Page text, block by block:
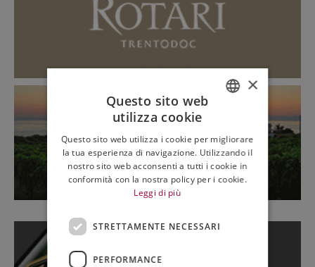
ENGLISH
×
Questo sito web
utilizza cookie
Questo sito web utilizza i cookie per migliorare
la tua esperienza di navigazione. Utilizzando il
nostro sito web acconsenti a tutti i cookie in
conformità con la nostra policy per i cookie.
Leggi di più
STRETTAMENTE NECESSARI
PERFORMANCE